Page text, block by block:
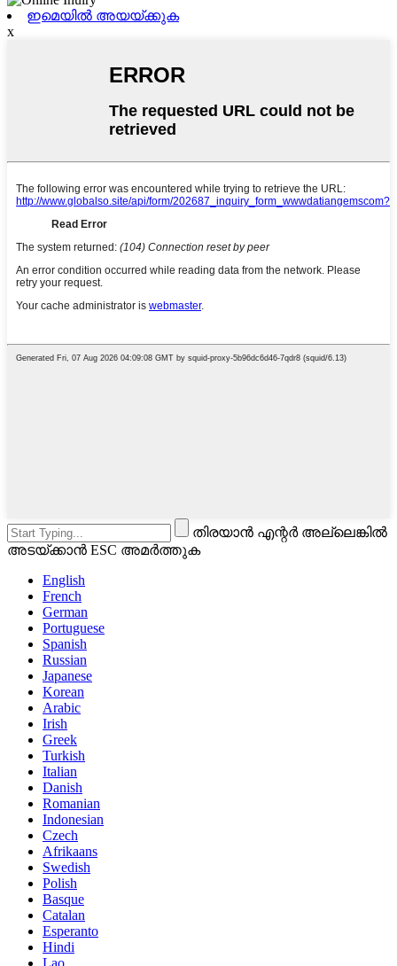
ഇമെയിൽ അയയ്ക്കുക
x
തിരയാൻ എന്റർ അല്ലെങ്കിൽ
അടയ്ക്കാൻ ESC അമർത്തുക
English
French
German
Portuguese
Spanish
Russian
Japanese
Korean
Arabic
Irish
Greek
Turkish
Italian
Danish
Romanian
Indonesian
Czech
Afrikaans
Swedish
Polish
Basque
Catalan
Esperanto
Hindi